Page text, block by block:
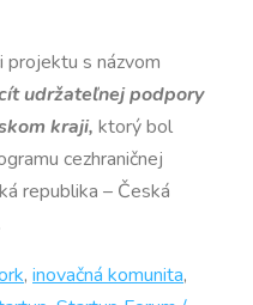
projektu s názvom
udržateľnej podpory
kraji, ktorý bol
cezhraničnej
republika – Česká
, inovačná komunita,